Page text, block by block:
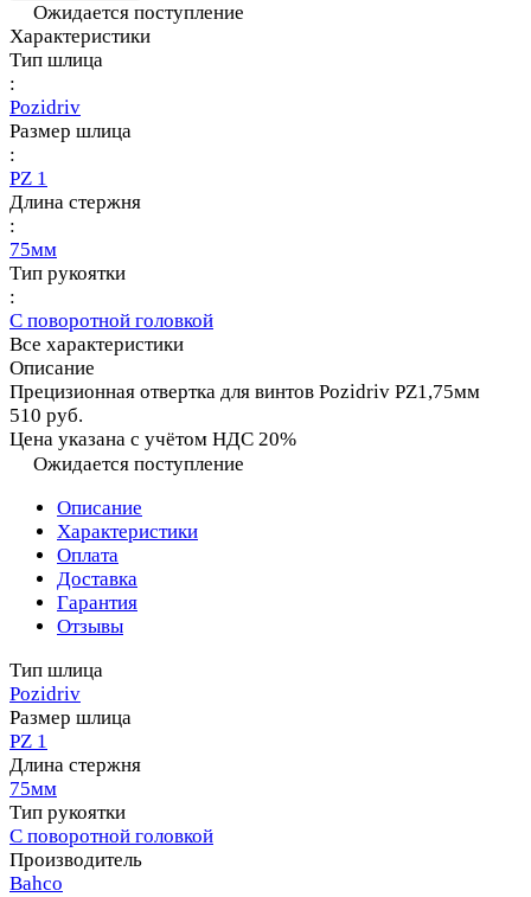
Ожидается поступление
Характеристики
Тип шлица
:
Pozidriv
Размер шлица
:
PZ 1
Длина стержня
:
75мм
Тип рукоятки
:
С поворотной головкой
Все характеристики
Описание
Прецизионная отвертка для винтов Pozidriv PZ1,75мм
510 руб.
Цена указана с учётом НДС 20%
Ожидается поступление
Описание
Характеристики
Оплата
Доставка
Гарантия
Отзывы
Тип шлица
Pozidriv
Размер шлица
PZ 1
Длина стержня
75мм
Тип рукоятки
С поворотной головкой
Производитель
Bahco